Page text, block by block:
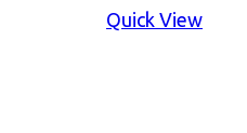
Quick View